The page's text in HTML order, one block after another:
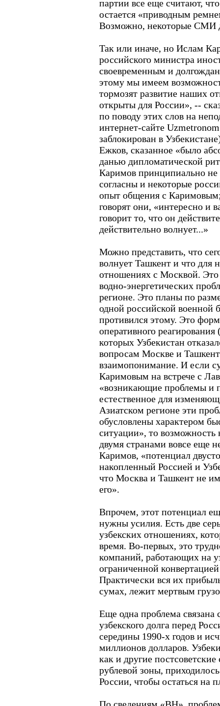
партии все еще считают,
остается «приводным
Возможно, некоторые СМИ
Так или иначе, но Ислам
российского министра
своевременным и
этому мы имеем
тормозят развитие наших
открыты для России», --
по поводу этих слов на
интернет-сайте
заблокирован в
Ежков, сказанное «было
данью дипломатической
Каримов принципиально не
согласны и некоторые
опыт общения с
говорят они, «интересно и
говорит то, что он
действительно волнует...»
Можно представить, что
волнует Ташкент и что для
отношениях с Москвой.
водно-энергетических
регионе. Это планы по
одной российской военной
противился этому. Это
оперативного
которых Узбекистан
вопросам Москве и
взаимопонимание. И если
Каримовым на встрече с
«возникающие проблемы и
естественное для
Азиатском регионе эти
обусловлены характером
ситуации», то
двумя странами вовсе еще
Каримов, «потенциал
накопленный Россией и
что Москва и Ташкент не
его».
Впрочем, этот потенциал
нужны усилия. Есть две
узбекских отношениях,
время. Во-первых, это
компаний, работающих на
ограниченной
Практически вся их
сумах, лежит мертвым
Еще одна проблема связана
узбекского долга перед
середины 1990-х годов и
миллионов долларов.
как и другие
рублевой зоны,
России, чтобы остаться на